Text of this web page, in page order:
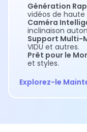
Génération
vidéos de
Caméra
inclinaison
Support Multi-
VIDU et autres.
Prêt pour le
et styles.
Explorez-le